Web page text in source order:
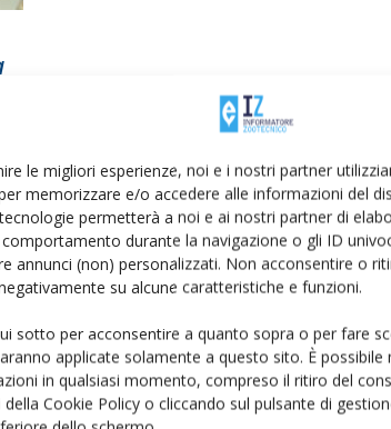
le migliori esperienze, noi e i nostri partner
memorizzare e/o accedere alle informazioni del
permetterà a noi e ai nostri partner di
durante la navigazione o gli ID
annunci (non) personalizzati. Non acconsentire o
su alcune caratteristiche e funzioni.
sotto per acconsentire a quanto sopra o per fare
applicate solamente a questo sito. È possibile
in qualsiasi momento, compreso il ritiro del
della Cookie Policy o cliccando sul pulsante di